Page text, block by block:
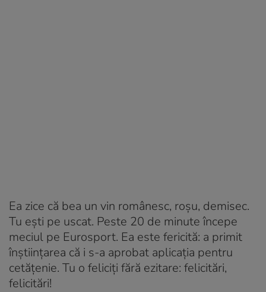
Ea zice că bea un vin românesc, roșu, demisec.
Tu ești pe uscat. Peste 20 de minute începe
meciul pe Eurosport. Ea este fericită: a primit
înștiințarea că i s-a aprobat aplicația pentru
cetățenie. Tu o feliciți fără ezitare: felicitări,
felicitări!